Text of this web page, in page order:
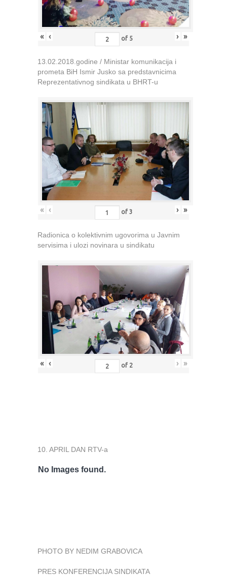
« ‹ of 5 › »
13.02.2018.godine / Ministar komunikacija i
prometa BiH Ismir Jusko sa predstavnicima
Reprezentativnog sindikata u BHRT-u
« ‹ of 3 › »
Radionica o kolektivnim ugovorima u Javnim
servisima i ulozi novinara u sindikatu
« ‹ of 2 › »
10. APRIL DAN RTV-a
No Images found.
PHOTO BY NEDIM GRABOVICA
PRES KONFERENCIJA SINDIKATA